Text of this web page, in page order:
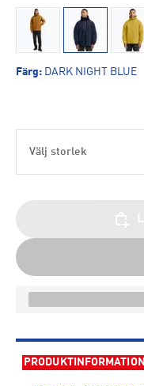
Färg: DARK NIGHT BLUE
Välj storlek
PRODUKTINFORMATION